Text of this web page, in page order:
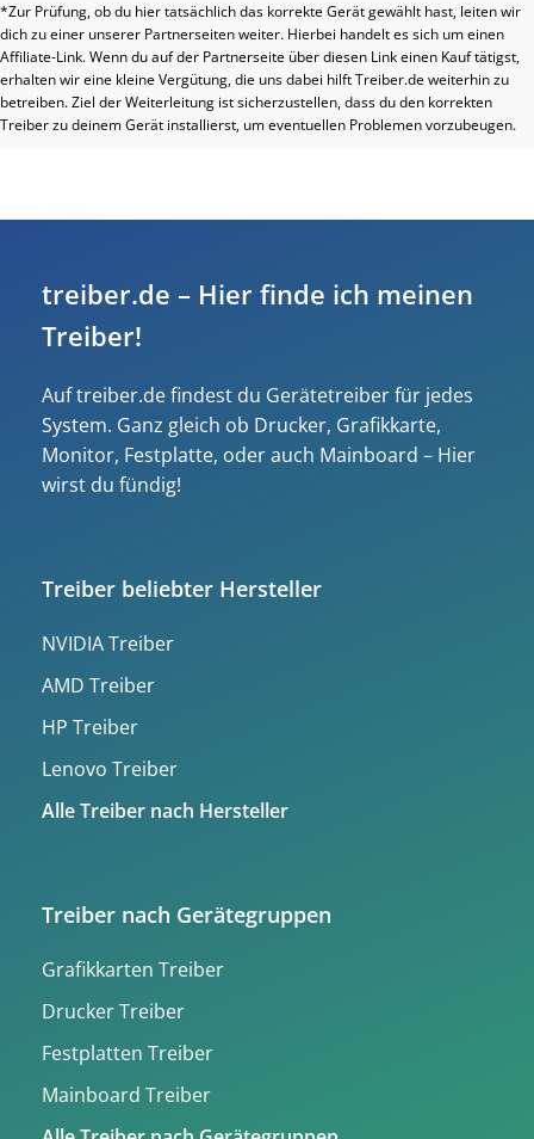
*Zur Prüfung, ob du hier tatsächlich das korrekte Gerät gewählt hast, leiten wir
dich zu einer unserer Partnerseiten weiter. Hierbei handelt es sich um einen
Affiliate-Link. Wenn du auf der Partnerseite über diesen Link einen Kauf tätigst,
erhalten wir eine kleine Vergütung, die uns dabei hilft Treiber.de weiterhin zu
betreiben. Ziel der Weiterleitung ist sicherzustellen, dass du den korrekten
Treiber zu deinem Gerät installierst, um eventuellen Problemen vorzubeugen.
treiber.de – Hier finde ich meinen
Treiber!
Auf treiber.de findest du Gerätetreiber für jedes
System. Ganz gleich ob Drucker, Grafikkarte,
Monitor, Festplatte, oder auch Mainboard – Hier
wirst du fündig!
Treiber beliebter Hersteller
NVIDIA Treiber
AMD Treiber
HP Treiber
Lenovo Treiber
Alle Treiber nach Hersteller
Treiber nach Gerätegruppen
Grafikkarten Treiber
Drucker Treiber
Festplatten Treiber
Mainboard Treiber